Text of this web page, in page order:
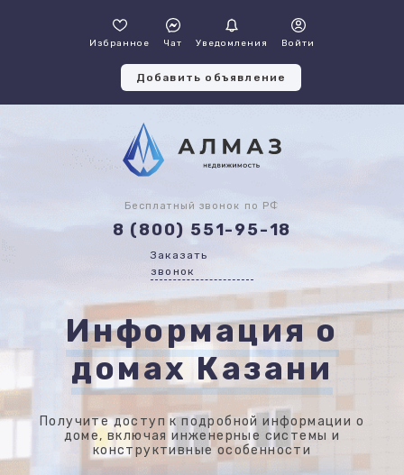
Избранное Чат Уведомления Войти
Добавить объявление
Бесплатный звонок по РФ
8 (800) 551-95-18
Заказать
звонок
Информация о
домах Казани
Получите доступ к подробной информации о
доме, включая инженерные системы и
конструктивные особенности